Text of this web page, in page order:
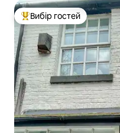
Топ вибір гостей
Вибір гостей